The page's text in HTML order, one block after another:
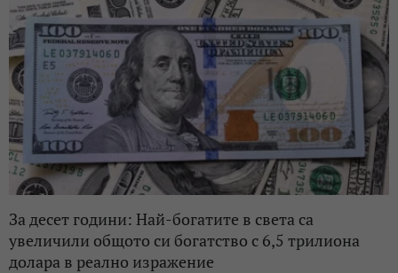
За десет години: Най-богатите в света са
увеличили общото си богатство с 6,5 трилиона
долара в реално изражение